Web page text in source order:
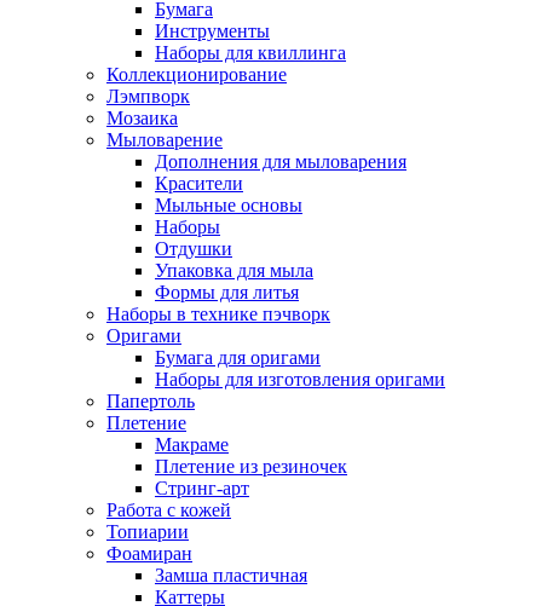
Бумага
Инструменты
Наборы для квиллинга
Коллекционирование
Лэмпворк
Мозаика
Мыловарение
Дополнения для мыловарения
Красители
Мыльные основы
Наборы
Отдушки
Упаковка для мыла
Формы для литья
Наборы в технике пэчворк
Оригами
Бумага для оригами
Наборы для изготовления оригами
Папертоль
Плетение
Макраме
Плетение из резиночек
Стринг-арт
Работа с кожей
Топиарии
Фоамиран
Замша пластичная
Каттеры